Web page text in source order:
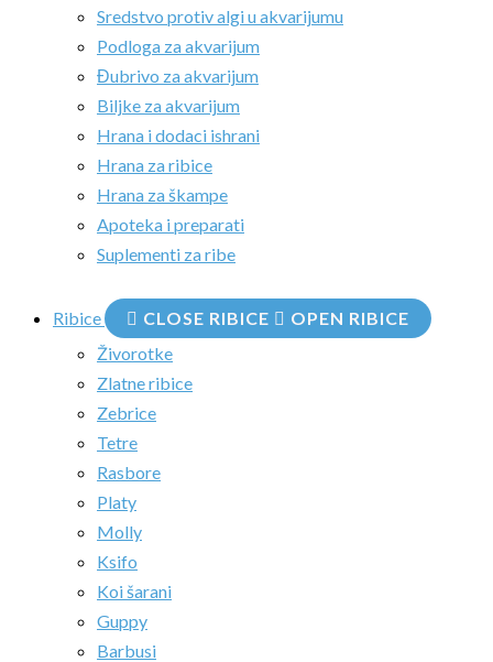
Sredstvo protiv algi u akvarijumu
Podloga za akvarijum
Đubrivo za akvarijum
Biljke za akvarijum
Hrana i dodaci ishrani
Hrana za ribice
Hrana za škampe
Apoteka i preparati
Suplementi za ribe
Ribice CLOSE RIBICE
OPEN RIBICE
Živorotke
Zlatne ribice
Zebrice
Tetre
Rasbore
Platy
Molly
Ksifo
Koi šarani
Guppy
Barbusi